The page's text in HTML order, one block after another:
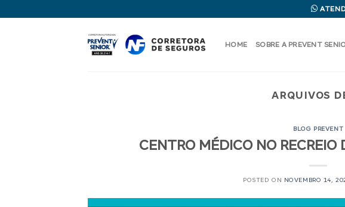
HOME SOBRE A PREVENT
ARQUIVOS
BLOG PREVENT
CENTRO MÉDICO NO
POSTED ON NOVEMBRO 14,